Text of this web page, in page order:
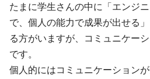
たまに学生さんの中に「エンジ
で、個人の能力で成果が出せる
る方がいますが、コミュニケー
です。
個人的にはコミュニケーション